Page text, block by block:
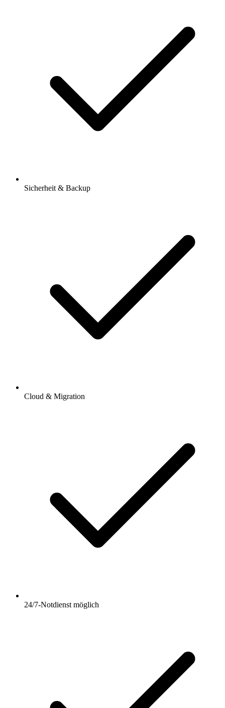
Sicherheit & Backup
Cloud & Migration
24/7-Notdienst möglich